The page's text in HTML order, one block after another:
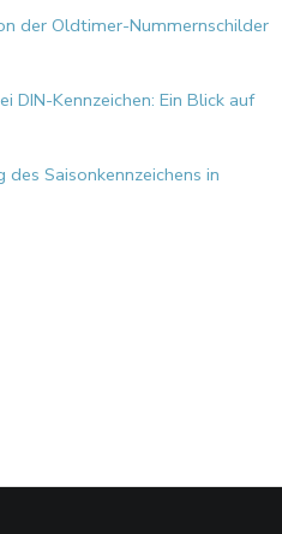
der Oldtimer-Nummernschilder
DIN-Kennzeichen: Ein Blick auf
Saisonkennzeichens in